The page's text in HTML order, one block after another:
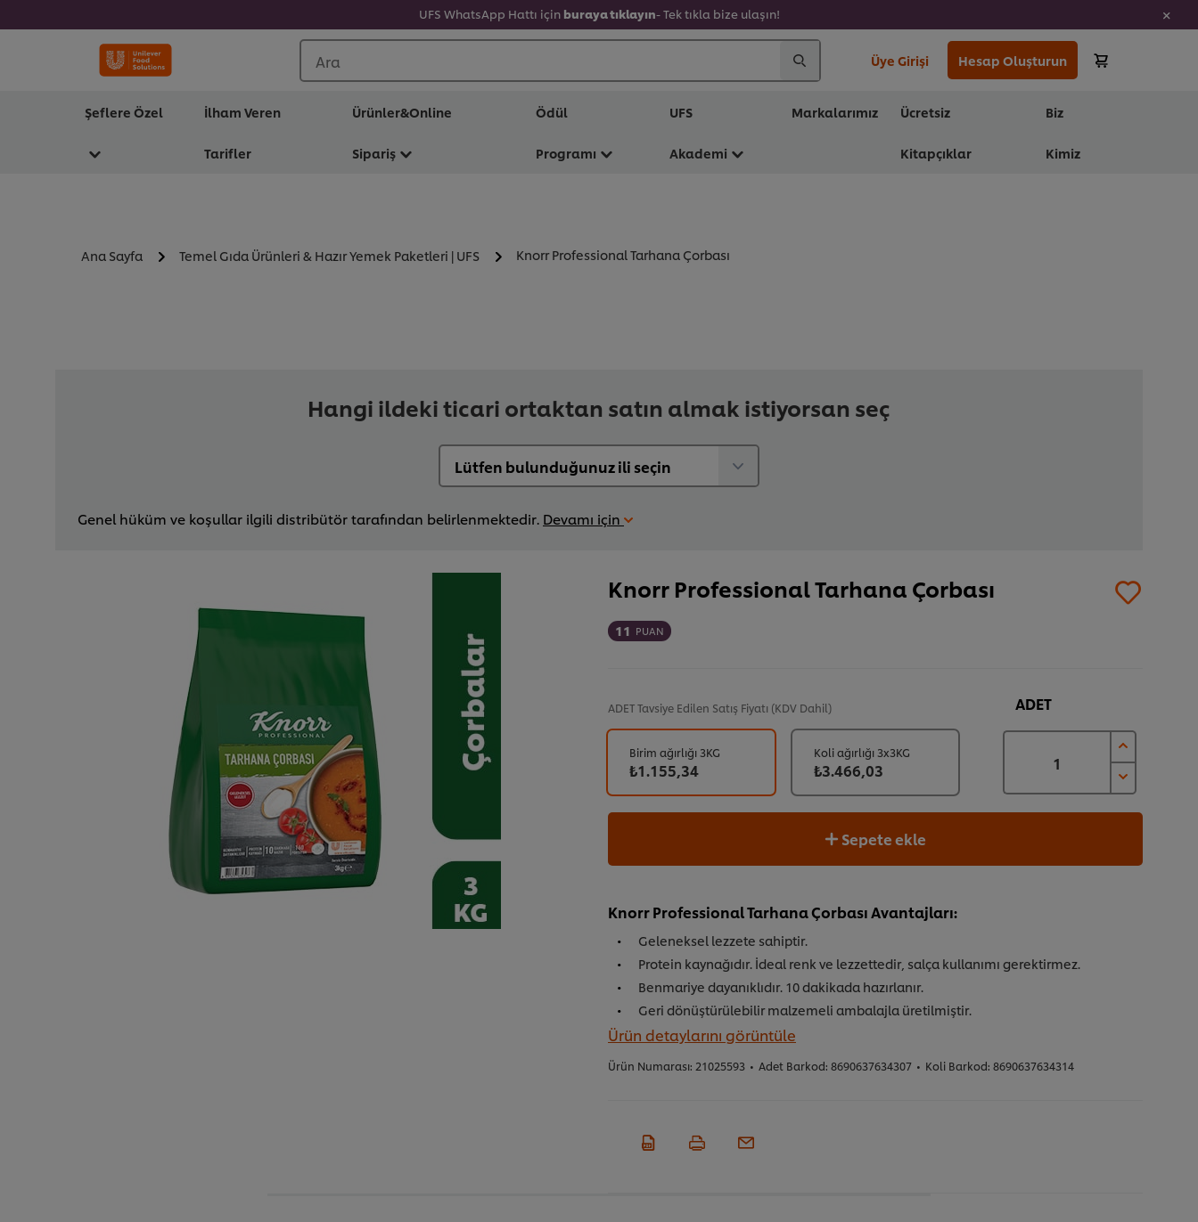
UFS WhatsApp Hattı için buraya tıklayın- Tek tıkla bize ulaşın!
Ara Üye Girişi Hesap Oluşturun
Şeflere Özel İlham Veren
Tarifler
Ürünler&Online
Sipariş
Ödül
Programı
UFS
Akademi
Markalarımız Ücretsiz
Kitapçıklar
Biz
Kimiz
Ana Sayfa Temel Gıda Ürünleri & Hazır Yemek Paketleri | UFS Knorr Professional Tarhana Çorbası
Hangi ildeki ticari ortaktan satın almak istiyorsan seç
Genel hüküm ve koşullar ilgili distribütör tarafından belirlenmektedir. Devamı için
Knorr Professional Tarhana Çorbası
11 PUAN
ADETTavsiye Edilen Satış Fiyatı (KDV Dahil) ADET
Birim ağırlığı 3KG
₺1.155,34
Koli ağırlığı 3x3KG
₺3.466,03
Sepete ekle
Knorr Professional Tarhana Çorbası Avantajları:
Geleneksel lezzete sahiptir.
Protein kaynağıdır. İdeal renk ve lezzettedir, salça kullanımı gerektirmez.
Benmariye dayanıklıdır. 10 dakikada hazırlanır.
Geri dönüştürülebilir malzemeli ambalajla üretilmiştir.
Ürün detaylarını görüntüle
Ürün Numarası: 21025593 • Adet Barkod: 8690637634307 • Koli Barkod: 8690637634314